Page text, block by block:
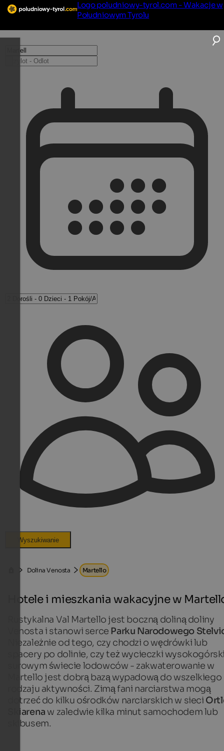
Logo poludniowy-tyrol.com - Wakacje w
Południowym Tyrolu
Wyszukiwanie
Dolina Venosta Martello
Hotele i mieszkania wakacyjne w
Rustykalna Val Martello jest boczną doliną doliny
Venosta i stanowi serce Parku Narodowego
Niezależnie od tego, czy chodzi o wędrówki lub
spacery po dolinie, czy też wycieczki
surowym świecie lodowców - zakwaterowanie w
Martello jest dobrą bazą wypadową do wszelkiego
rodzaju aktywności. Zimą fani narciarstwa mogą
dotrzeć do kilku ośrodków narciarskich w sieci
Skiarena w zaledwie kilka minut samochodem lub
skibusem.